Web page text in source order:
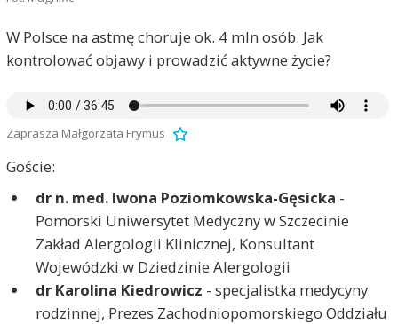
W Polsce na astmę choruje ok. 4 mln osób. Jak
kontrolować objawy i prowadzić aktywne życie?
Zaprasza Małgorzata Frymus
Goście:
dr n. med. Iwona Poziomkowska-Gęsicka -
Pomorski Uniwersytet Medyczny w Szczecinie
Zakład Alergologii Klinicznej, Konsultant
Wojewódzki w Dziedzinie Alergologii
dr Karolina Kiedrowicz - specjalistka medycyny
rodzinnej, Prezes Zachodniopomorskiego Oddziału